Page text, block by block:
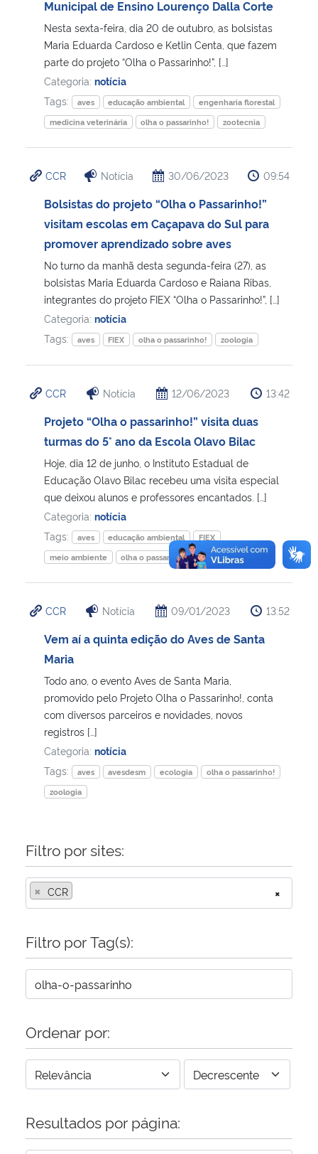
Municipal de Ensino Lourenço Dalla Corte
Nesta sexta-feira, dia 20 de outubro, as bolsistas
Maria Eduarda Cardoso e Ketlin Centa, que fazem
parte do projeto “Olha o Passarinho!”, […]
Categoria: notícia
Tags:
aves educação ambiental
engenharia florestal
medicina veterinária
olha o passarinho! zootecnia
CCR Notícia 30/06/2023 09:54
Bolsistas do projeto “Olha o Passarinho!”
visitam escolas em Caçapava do Sul para
promover aprendizado sobre aves
No turno da manhã desta segunda-feira (27), as
bolsistas Maria Eduarda Cardoso e Raiana Ribas,
integrantes do projeto FIEX “Olha o Passarinho!”, […]
Categoria: notícia
Tags:
aves FIEX olha o passarinho! zoologia
CCR Notícia 12/06/2023 13:42
Projeto “Olha o passarinho!” visita duas
turmas do 5° ano da Escola Olavo Bilac
Hoje, dia 12 de junho, o Instituto Estadual de
Educação Olavo Bilac recebeu uma visita especial
que deixou alunos e professores encantados. […]
Categoria: notícia
Tags:
aves educação ambiental
FIEX
meio ambiente
olha o passarinho!
CCR Notícia 09/01/2023 13:52
Vem aí a quinta edição do Aves de Santa
Maria
Todo ano, o evento Aves de Santa Maria,
promovido pelo Projeto Olha o Passarinho!, conta
com diversos parceiros e novidades, novos
registros […]
Categoria: notícia
Tags:
aves avesdesm ecologia
olha o passarinho!
zoologia
Filtro por sites:
×
× CCR
Filtro por Tag(s):
Ordenar por:
Resultados por página: